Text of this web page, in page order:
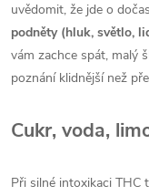
uvědomit, že jde o
podněty (hluk, světlo,
vám zachce spát, malý
poznání klidnější než
Cukr, voda,
Při silné intoxikaci THC